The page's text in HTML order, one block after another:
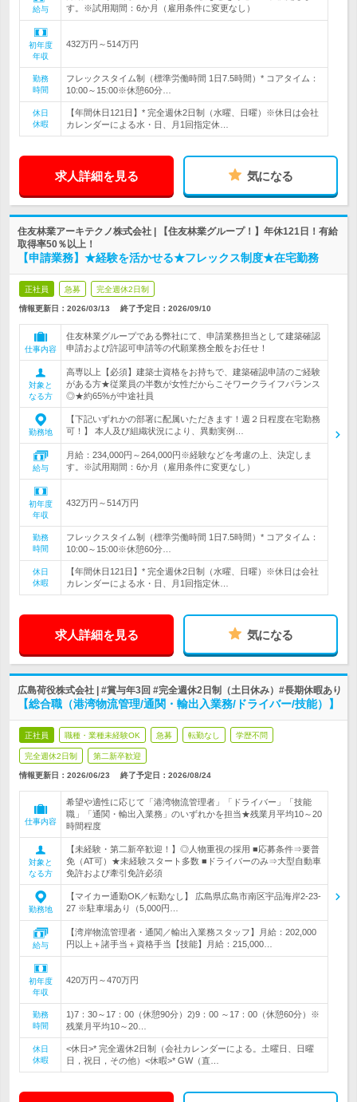
給与
す。※試用期間：6か月（雇用条件に変更なし）
初年度
年収
432万円～514万円
勤務
時間
フレックスタイム制（標準労働時間 1日7.5時間）* コアタイム：
10:00～15:00※休憩60分…
休日
休暇
【年間休日121日】* 完全週休2日制（水曜、日曜）※休日は会社
カレンダーによる水・日、月1回指定休…
求人詳細を見る 気になる
住友林業アーキテクノ株式会社 | 【住友林業グループ！】年休121日！有給
取得率50％以上！
【申請業務】★経験を活かせる★フレックス制度★在宅勤務
正社員 急募 完全週休2日制
情報更新日：2026/03/13 終了予定日： 2026/09/10
仕事内容
住友林業グループである弊社にて、申請業務担当として建築確認
申請および許認可申請等の代願業務全般をお任せ！
対象と
なる方
高専以上【必須】建築士資格をお持ちで、建築確認申請のご経験
がある方★従業員の半数が女性だからこそワークライフバランス
◎★約65%が中途社員
勤務地
【下記いずれかの部署に配属いただきます！週２日程度在宅勤務
可！】 本人及び組織状況により、異動実例…
給与
月給：234,000円～264,000円※経験などを考慮の上、決定しま
す。※試用期間：6か月（雇用条件に変更なし）
初年度
年収
432万円～514万円
勤務
時間
フレックスタイム制（標準労働時間 1日7.5時間）* コアタイム：
10:00～15:00※休憩60分…
休日
休暇
【年間休日121日】* 完全週休2日制（水曜、日曜）※休日は会社
カレンダーによる水・日、月1回指定休…
求人詳細を見る 気になる
広島荷役株式会社 | #賞与年3回 #完全週休2日制（土日休み）#長期休暇あり
【総合職（港湾物流管理/通関・輸出入業務/ドライバー/技能）】
正社員 職種・業種未経験OK 急募 転勤なし 学歴不問
完全週休2日制 第二新卒歓迎
情報更新日：2026/06/23 終了予定日： 2026/08/24
仕事内容
希望や適性に応じて「港湾物流管理者」「ドライバー」「技能
職」「通関・輸出入業務」のいずれかを担当★残業月平均10～20
時間程度
対象と
なる方
【未経験・第二新卒歓迎！】◎人物重視の採用 ■応募条件⇒要普
免（AT可）★未経験スタート多数 ■ドライバーのみ⇒大型自動車
免許および牽引免許必須
勤務地
【マイカー通勤OK／転勤なし】 広島県広島市南区宇品海岸2-23-
27 ※駐車場あり（5,000円…
給与
【湾岸物流管理者・通関／輸出入業務スタッフ】月給：202,000
円以上＋諸手当＋資格手当【技能】月給：215,000…
初年度
年収
420万円～470万円
勤務
時間
1)7：30～17：00（休憩90分）2)9：00 ～17：00（休憩60分）※
残業月平均10～20…
休日
休暇
<休日>* 完全週休2日制（会社カレンダーによる。土曜日、日曜
日，祝日，その他）<休暇>* GW（直…